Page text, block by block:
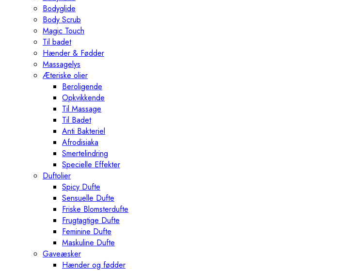
Bodyglide
Body Scrub
Magic Touch
Til badet
Hænder & Fødder
Massagelys
Æteriske olier
Beroligende
Opkvikkende
Til Massage
Til Badet
Anti Bakteriel
Afrodisiaka
Smertelindring
Specielle Effekter
Duftolier
Spicy Dufte
Sensuelle Dufte
Friske Blomsterdufte
Frugtagtige Dufte
Feminine Dufte
Maskuline Dufte
Gaveæsker
Hænder og fødder